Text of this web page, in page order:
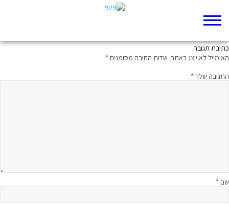
כתיבת תגובה
האימייל לא יוצג באתר. שדות החובה מסומנים*
התגובה שלך*
שם*